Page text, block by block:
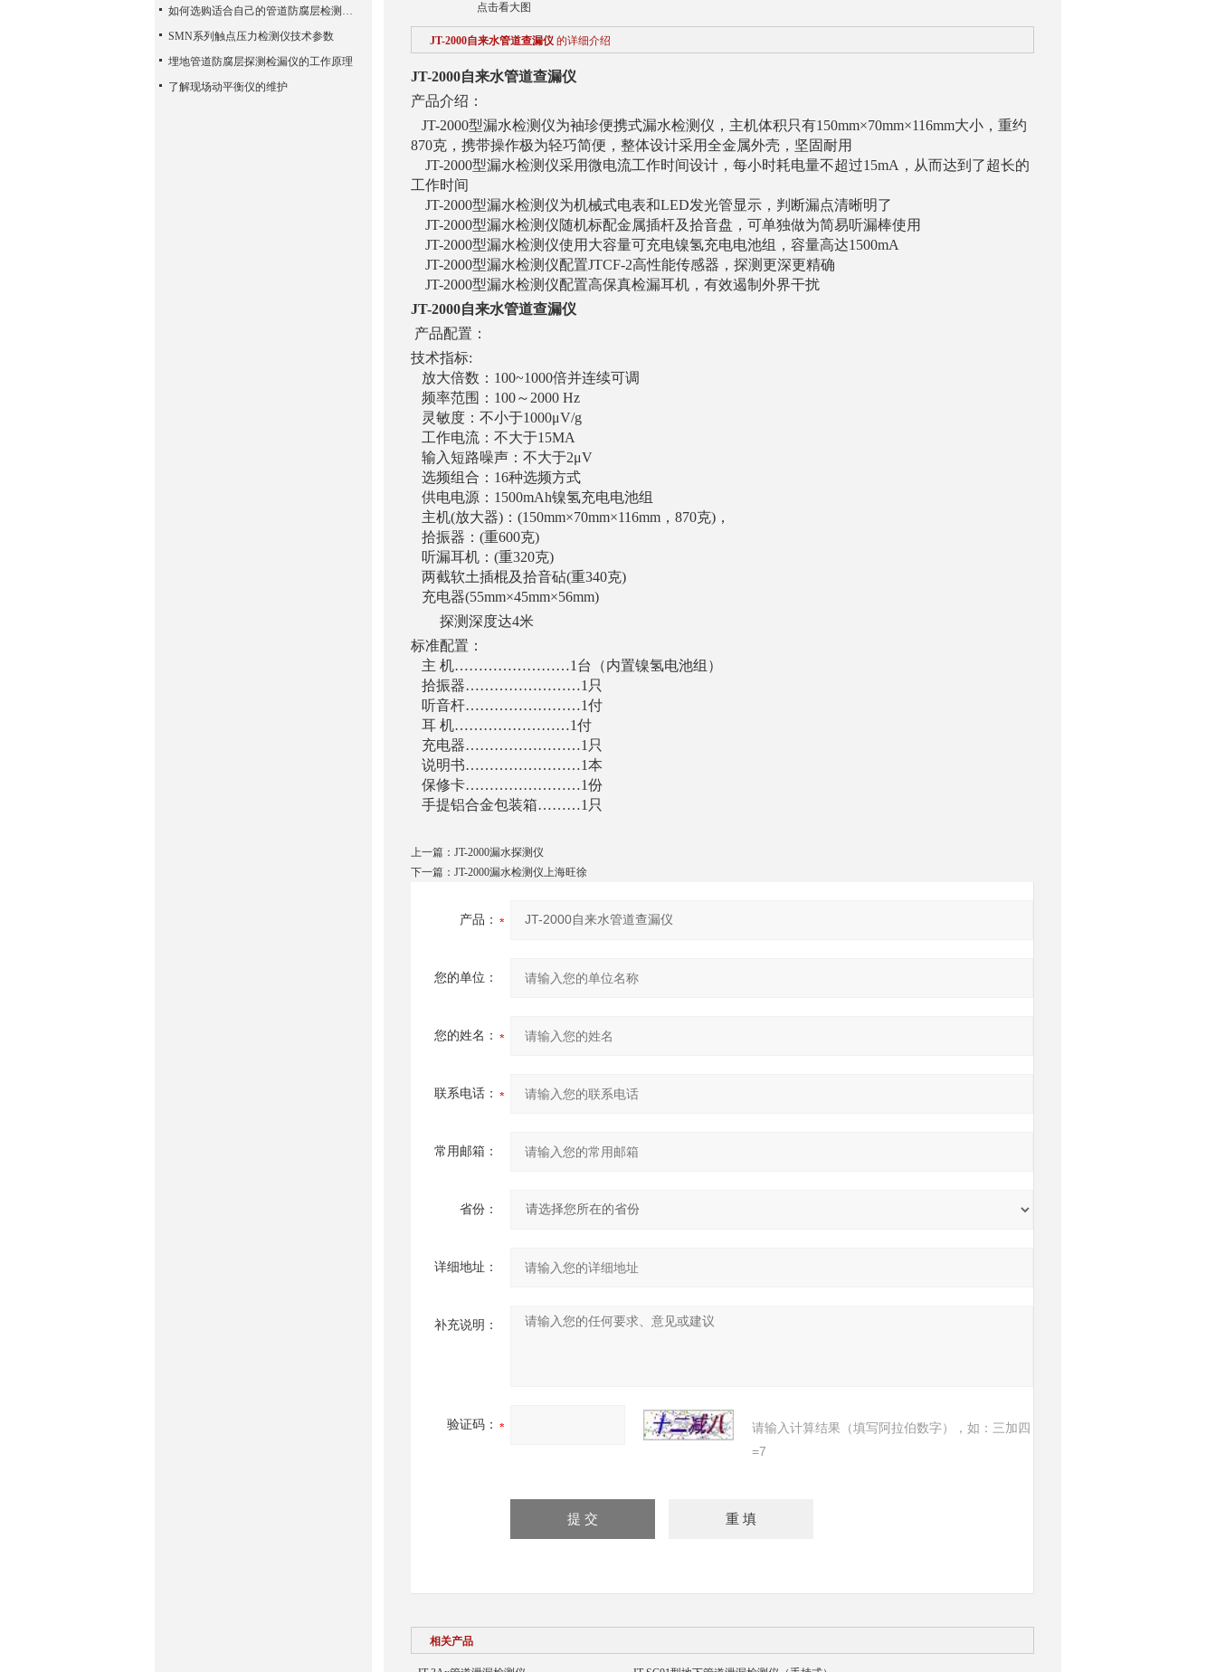
点击看大图
JT-2000自来水管道查漏仪 的详细介绍
JT-2000自来水管道查漏仪
产品介绍：
JT-2000型漏水检测仪为袖珍便携式漏水检测仪，主机体积只有150mm×70mm×116mm大小，重约
870克，携带操作极为轻巧简便，整体设计采用全金属外壳，坚固耐用
JT-2000型漏水检测仪采用微电流工作时间设计，每小时耗电量不超过15mA，从而达到了超长的
工作时间
JT-2000型漏水检测仪为机械式电表和LED发光管显示，判断漏点清晰明了
JT-2000型漏水检测仪随机标配金属插杆及拾音盘，可单独做为简易听漏棒使用
JT-2000型漏水检测仪使用大容量可充电镍氢充电电池组，容量高达1500mA
JT-2000型漏水检测仪配置JTCF-2高性能传感器，探测更深更精确
JT-2000型漏水检测仪配置高保真检漏耳机，有效遏制外界干扰
JT-2000自来水管道查漏仪
产品配置：
技术指标:
放大倍数：100~1000倍并连续可调
频率范围：100～2000 Hz
灵敏度：不小于1000μV/g
工作电流：不大于15MA
输入短路噪声：不大于2μV
选频组合：16种选频方式
供电电源：1500mAh镍氢充电电池组
主机(放大器)：(150mm×70mm×116mm，870克)，
拾振器：(重600克)
听漏耳机：(重320克)
两截软土插棍及拾音砧(重340克)
充电器(55mm×45mm×56mm)
探测深度达4米
标准配置：
主 机……………………1台（内置镍氢电池组）
拾振器……………………1只
听音杆……………………1付
耳 机……………………1付
充电器……………………1只
说明书……………………1本
保修卡……………………1份
手提铝合金包装箱………1只
上一篇： JT-2000漏水探测仪
下一篇： JT-2000漏水检测仪上海旺徐
产品：
您的单位：
您的姓名：
联系电话：
常用邮箱：
省份：
详细地址：
补充说明：
验证码：
请输入计算结果（填写阿拉伯数字），如：三加四
=7
相关产品
如何选购适合自己的管道防腐层检测仪？
SMN系列触点压力检测仪技术参数
埋地管道防腐层探测检漏仪的工作原理
了解现场动平衡仪的维护